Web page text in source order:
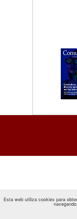
Esta web utiliza cookies para